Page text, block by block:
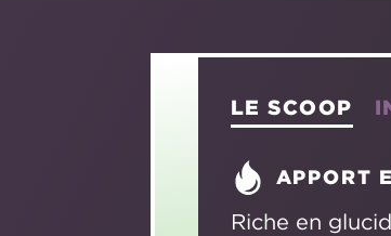
LE SCOOP
APPORT
Riche en